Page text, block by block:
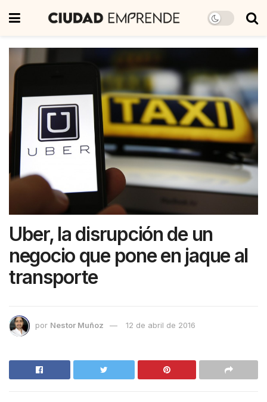
Uber, la disrupción de un
negocio que pone en jaque al
transporte
por Nestor Muñoz 12 de abril de 2016